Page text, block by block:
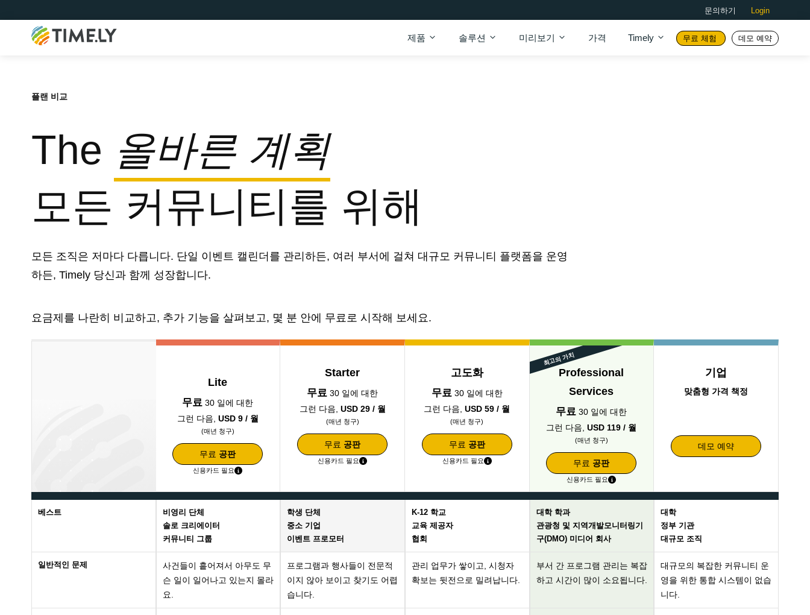
문의하기 Login
Timely
제품 솔루션 미리보기 가격 Timely 무료 체험 데모 예약
플랜 비교
The 올바른 계획
모든 커뮤니티를 위해
모든 조직은 저마다 다릅니다. 단일 이벤트 캘린더를 관리하든, 여러 부서에 걸쳐 대규모 커뮤니티 플랫폼을 운영
하든, Timely 당신과 함께 성장합니다.
요금제를 나란히 비교하고, 추가 기능을 살펴보고, 몇 분 안에 무료로 시작해 보세요.
Lite
무료 30 일에 대한
그런 다음, USD 9 / 월
(매년 청구)
무료 공판
신용카드 필요
Starter
무료 30 일에 대한
그런 다음, USD 29 / 월
(매년 청구)
무료 공판
신용카드 필요
고도화
무료 30 일에 대한
그런 다음,USD 59 / 월
(매년 청구)
무료 공판
신용카드 필요
Professional
Services
최고의 가치
무료 30 일에 대한
그런 다음,USD 119 / 월
(매년 청구)
무료 공판
신용카드 필요
기업
맞춤형 가격 책정
데모 예약
베스트
비영리 단체
솔로 크리에이터
커뮤니티 그룹
학생 단체
중소 기업
이벤트 프로모터
K-12 학교
교육 제공자
협회
대학 학과
관광청 및 지역개발모니터링기
구(DMO) 미디어 회사
대학
정부 기관
대규모 조직
일반적인 문제
사건들이 흩어져서 아무도 무
슨 일이 일어나고 있는지 몰라
요.
프로그램과 행사들이 전문적
이지 않아 보이고 찾기도 어렵
습니다.
관리 업무가 쌓이고, 시청자
확보는 뒷전으로 밀려납니다.
부서 간 프로그램 관리는 복잡
하고 시간이 많이 소요됩니다.
대규모의 복잡한 커뮤니티 운
영을 위한 통합 시스템이 없습
니다.